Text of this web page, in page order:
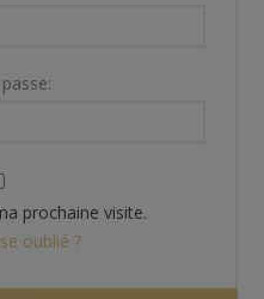
prochaine visite.
oublié ?